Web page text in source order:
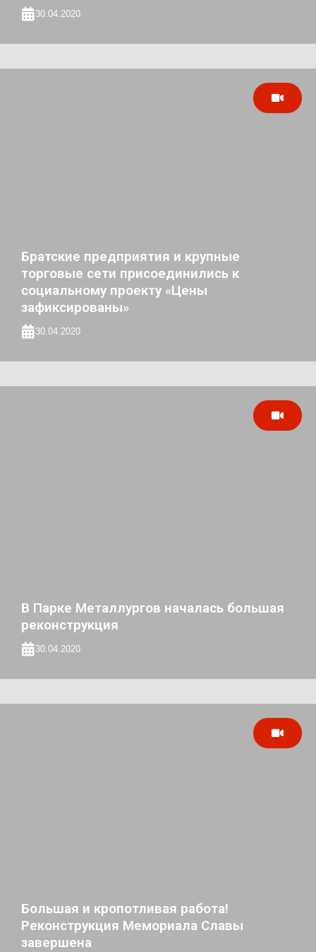
30.04.2020
Братские предприятия и крупные
торговые сети присоединились к
социальному проекту «Цены
зафиксированы»
30.04.2020
В Парке Металлургов началась большая
реконструкция
30.04.2020
Большая и кропотливая работа!
Реконструкция Мемориала Славы
завершена